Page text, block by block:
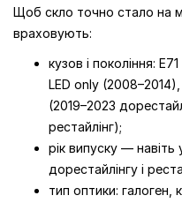
Щоб скло точно стало на
враховують:
кузов і покоління:
LED only
(2019–2023
рестайлінг);
рік випуску —
дорестайлінгу і
тип оптики: галоген,